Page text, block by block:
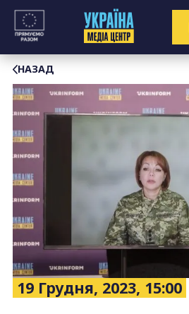
Перейти
контенту
НАЗАД
19 Грудня, 2023, 15:00